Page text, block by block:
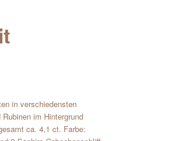
in verschiedensten
im Hintergrund
ca. 4,1 ct. Farbe: